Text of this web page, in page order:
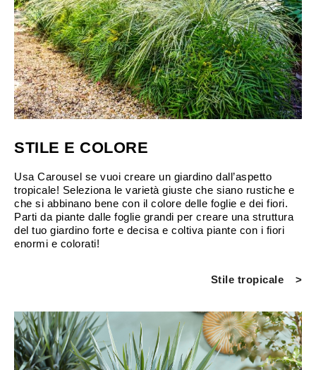
STILE E COLORE
Usa Carousel se vuoi creare un giardino dall’aspetto
tropicale! Seleziona le varietà giuste che siano rustiche e
che si abbinano bene con il colore delle foglie e dei fiori.
Parti da piante dalle foglie grandi per creare una struttura
del tuo giardino forte e decisa e coltiva piante con i fiori
enormi e colorati!
Stile tropicale